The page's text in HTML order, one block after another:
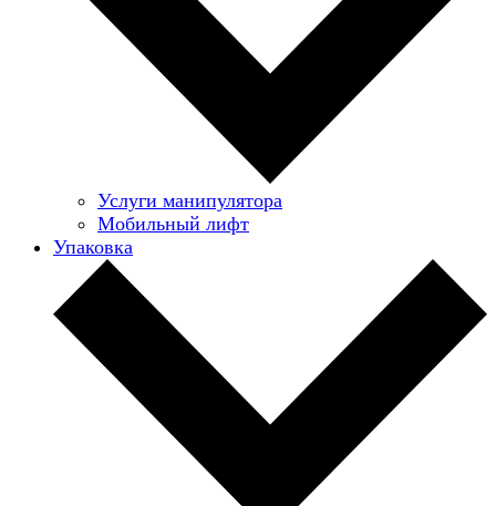
Услуги манипулятора
Мобильный лифт
Упаковка